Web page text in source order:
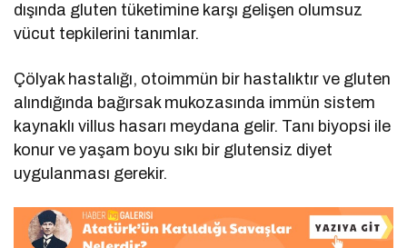
dışında gluten tüketimine karşı gelişen olumsuz
vücut tepkilerini tanımlar.
Çölyak hastalığı, otoimmün bir hastalıktır ve gluten
alındığında bağırsak mukozasında immün sistem
kaynaklı villus hasarı meydana gelir. Tanı biyopsi ile
konur ve yaşam boyu sıkı bir glutensiz diyet
uygulanması gerekir.